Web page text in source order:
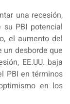
una recesión,
PBI potencial
el aumento del
desborde que
EE.UU. baja
PBI en términos
en los